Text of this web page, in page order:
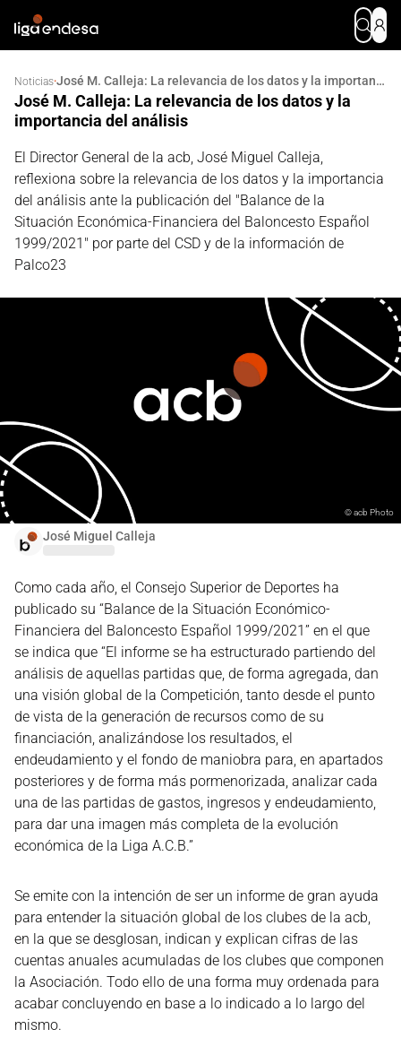
Noticias· José M. Calleja: La relevancia de los datos y la importancia del análisis
José M. Calleja: La relevancia de los datos y la
importancia del análisis
El Director General de la acb, José Miguel Calleja,
reflexiona sobre la relevancia de los datos y la importancia
del análisis ante la publicación del "Balance de la
Situación Económica-Financiera del Baloncesto Español
1999/2021" por parte del CSD y de la información de
Palco23
José Miguel Calleja
©acb Photo
Como cada año, el Consejo Superior de Deportes ha
publicado su “Balance de la Situación Económico-
Financiera del Baloncesto Español 1999/2021” en el que
se indica que “El informe se ha estructurado partiendo del
análisis de aquellas partidas que, de forma agregada, dan
una visión global de la Competición, tanto desde el punto
de vista de la generación de recursos como de su
financiación, analizándose los resultados, el
endeudamiento y el fondo de maniobra para, en apartados
posteriores y de forma más pormenorizada, analizar cada
una de las partidas de gastos, ingresos y endeudamiento,
para dar una imagen más completa de la evolución
económica de la Liga A.C.B.”
Se emite con la intención de ser un informe de gran ayuda
para entender la situación global de los clubes de la acb,
en la que se desglosan, indican y explican cifras de las
cuentas anuales acumuladas de los clubes que componen
la Asociación. Todo ello de una forma muy ordenada para
acabar concluyendo en base a lo indicado a lo largo del
mismo.